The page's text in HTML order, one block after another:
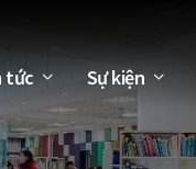
tức Sự kiện